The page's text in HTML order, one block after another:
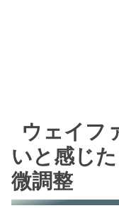
ウェイフ
いと感じ
微調整